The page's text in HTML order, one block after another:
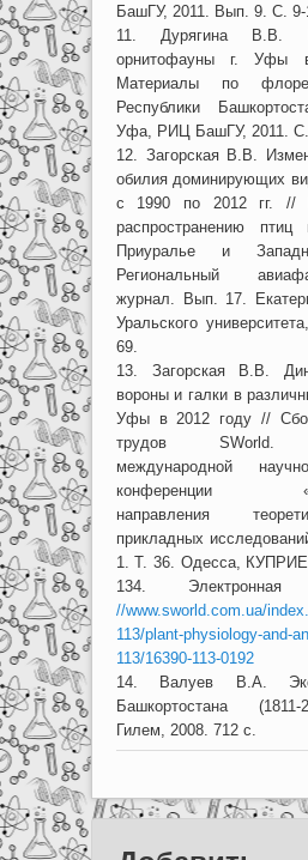
БашГУ, 2011. Вып. 9. С. 9-
11. Дурягина В.В.
орнитофауны г.
Материалы по
Республики
Уфа, РИЦ БашГУ, 2011. С.
12. Загорская В.В.
обилия доминирующих
с 1990 по 2012 гг. //
распространению
Приуралье и
Региональный
журнал. Вып. 17.
Уральского
69.
13. Загорская В.В.
вороны и галки в
Уфы в 2012 году //
трудов SWorld.
международной научно-
конференции
направления
прикладных
1. Т. 36. Одесса,
134. Электронная
//www.sworld.com.ua/
113/plant-physiology-and-
113/16390-113-0192
14. Валуев В.А.
Башкортостана
Гилем, 2008. 712 с.